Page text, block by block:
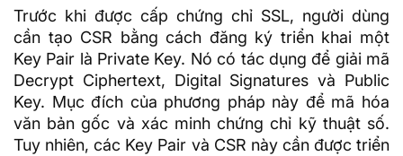
Trước khi được cấp chứng chỉ SSL, người dùng
cần tạo CSR bằng cách đăng ký triển khai một
Key Pair là Private Key. Nó có tác dụng để giải mã
Decrypt Ciphertext, Digital Signatures và Public
Key. Mục đích của phương pháp này để mã hóa
văn bản gốc và xác minh chứng chỉ kỹ thuật số.
Tuy nhiên, các Key Pair và CSR này cần được triển